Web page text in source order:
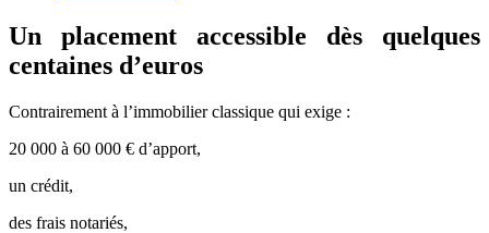
Un placement accessible dès quelques
centaines d’euros
Contrairement à l’immobilier classique qui exige :
20 000 à 60 000 € d’apport,
un crédit,
des frais notariés,